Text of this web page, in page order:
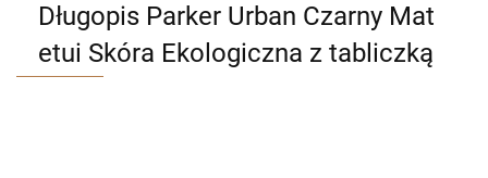
Długopis Parker Urban Czarny Mat
etui Skóra Ekologiczna z tabliczką